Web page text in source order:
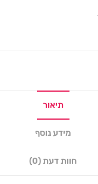
תיאור
מידע נוסף
חוות דעת (0)